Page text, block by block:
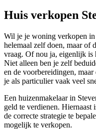
Huis verkopen
Wil je je woning verkopen
helemaal zelf doen, maar of
vraag. Of nou ja, eigenlijk is
Niet alleen ben je zelf
en de voorbereidingen,
je als particulier vaak veel
Een huizenmakelaar in
geld te verdienen. Hiernaast
de correcte strategie te
mogelijk te verkopen.